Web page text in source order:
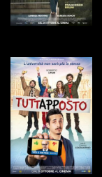
GUARDA IL TRAILER
VAI ALLA SCHEDA